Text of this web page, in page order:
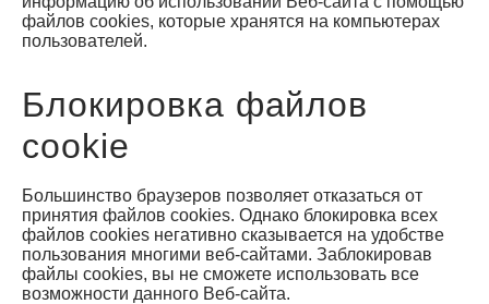
файлов cookies, которые хранятся на компьютерах
пользователей.
Блокировка файлов
cookie
Большинство браузеров позволяет отказаться от
принятия файлов cookies. Однако блокировка всех
файлов cookies негативно сказывается на удобстве
пользования многими веб-сайтами. Заблокировав
файлы cookies, вы не сможете использовать все
возможности данного Веб-сайта.